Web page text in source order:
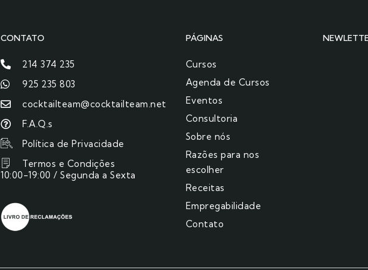
CONTATO
214 374 235
925 235 803
cocktailteam@cocktailteam.net
F.A.Q.s
Política de Privacidade
Termos e Condições
10:00-19:00 / Segunda a Sexta
PÁGINAS
Cursos
Agenda de Cursos
Eventos
Consultoria
Sobre nós
Razões para nos
escolher​
Receitas
Empregabilidade
Contato